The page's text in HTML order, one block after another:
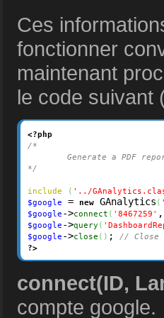
Ces
fonctionner
maintenant
le code suivant
<?php
/*
Generate a PDF
*/
include ( '../
$google
= new GAnalytics (
$google ->connect ( '8467259'
$google ->query (
$google ->close ( ) ;
// Close
?>
connect(ID,
compte google.